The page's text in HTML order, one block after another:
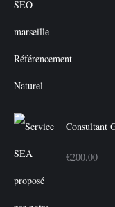
Consultant
€200.00